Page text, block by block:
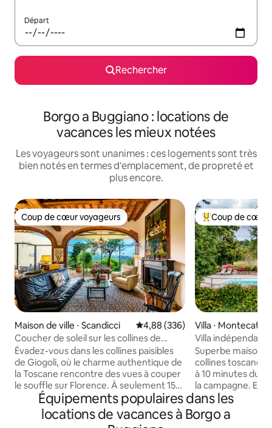
Départ
Rechercher
Borgo a Buggiano : locations de
vacances les mieux notées
Les voyageurs sont unanimes : ces logements sont très
bien notés en termes d'emplacement, de propreté et
plus encore.
Coup de cœur voyageurs
Coup de cœur voyageurs
Maison de ville ⋅ Scandicci Évaluation moyenne sur la
4,88 (336)
Coucher de soleil sur les collines de
Florence • Giogoli
Évadez-vous dans les collines paisibles
de Giogoli, où le charme authentique de
la Toscane rencontre des vues à couper
le souffle sur Florence. À seulement 15
minutes du centre-ville et de la
campagne du Chianti, cette élégante
maison est le point de départ idéal pour
Coups de cœur
Coup de cœur
Villa ⋅ Montecatini
Villa
Montecatini
Superbe maison
collines toscanes
à 10 minutes du
la campagne.
châtaigniers sur 3
que pour vous.
panoramique à
Équipements populaires dans les
locations de vacances à Borgo a